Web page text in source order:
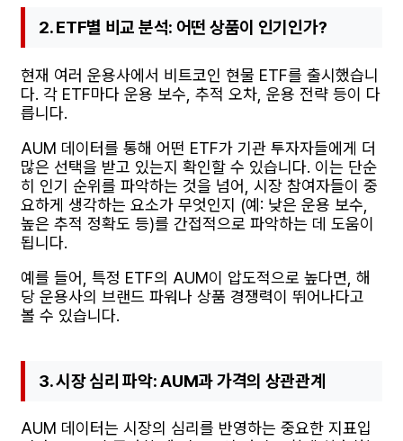
2. ETF별 비교 분석: 어떤 상품이 인기인가?
현재 여러 운용사에서 비트코인 현물 ETF를 출시했습니
다. 각 ETF마다 운용 보수, 추적 오차, 운용 전략 등이 다
릅니다.
AUM 데이터를 통해 어떤 ETF가 기관 투자자들에게 더
많은 선택을 받고 있는지 확인할 수 있습니다. 이는 단순
히 인기 순위를 파악하는 것을 넘어, 시장 참여자들이 중
요하게 생각하는 요소가 무엇인지 (예: 낮은 운용 보수,
높은 추적 정확도 등)를 간접적으로 파악하는 데 도움이
됩니다.
예를 들어, 특정 ETF의 AUM이 압도적으로 높다면, 해
당 운용사의 브랜드 파워나 상품 경쟁력이 뛰어나다고
볼 수 있습니다.
3. 시장 심리 파악: AUM과 가격의 상관관계
AUM 데이터는 시장의 심리를 반영하는 중요한 지표입